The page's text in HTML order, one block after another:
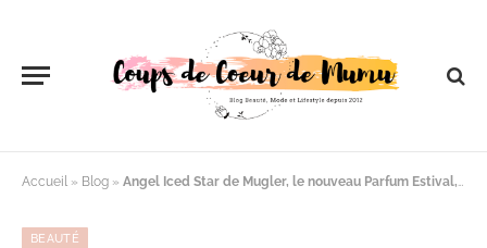
Accueil » Blog » Angel Iced Star de Mugler, le nouveau Parfum Estival, Solaire et Rafraîchissant ! (+ Concours)
BEAUTÉ